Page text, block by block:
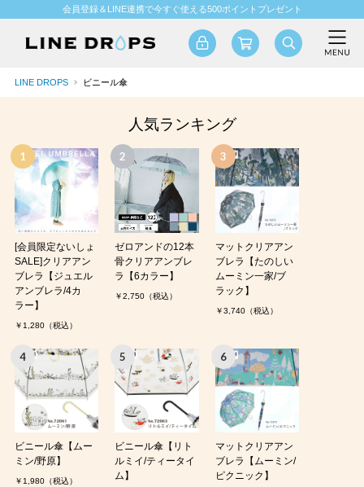
会員登録＆LINE連携で今すぐ使える500ポイントプレゼント
LINE DROPS ビニール傘
人気ランキング
[会員限定ないしょ
SALE]クリアアン
ブレラ【ジュエル
アンブレラ/4カ
ラー】
￥1,280（税込）
ゼロアンドの12本
骨クリアアンブレ
ラ【6カラー】
￥2,750（税込）
マットクリアアン
ブレラ【たのしい
ムーミン一家/ブ
ラック】
￥3,740（税込）
ビニール傘【ムー
ミン/野原】
￥1,980（税込）
ビニール傘【リト
ルミイ/ティータイ
ム】
マットクリアアン
ブレラ【ムーミン/
ピクニック】